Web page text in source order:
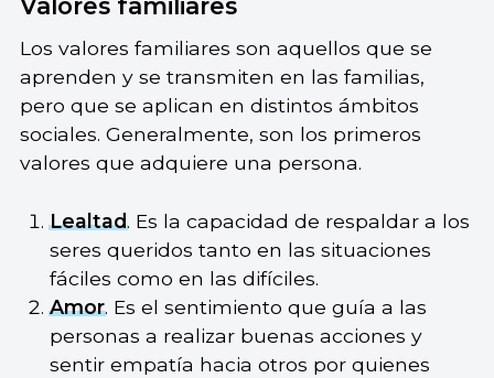
Los valores familiares son aquellos que se
aprenden y se transmiten en las familias,
pero que se aplican en distintos ámbitos
sociales. Generalmente, son los primeros
valores que adquiere una persona.
Lealtad. Es la capacidad de respaldar a los
seres queridos tanto en las situaciones
fáciles como en las difíciles.
Amor. Es el sentimiento que guía a las
personas a realizar buenas acciones y
sentir empatía hacia otros por quienes